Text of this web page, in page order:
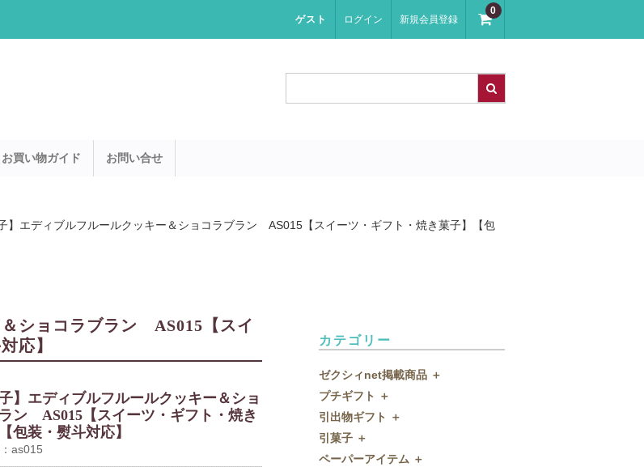
ゲスト ログイン 新規会員登録
0
お買い物ガイド お問い合せ
子】エディブルフルールクッキー＆ショコラブラン AS015【スイーツ・ギフト・焼き菓子】【包
＆ショコラブラン AS015【スイ
応】
子】エディブルフルールクッキー＆ショ
ン AS015【スイーツ・ギフト・焼き
包装・熨斗対応】
as015
カテゴリー
ゼクシィnet掲載商品 ＋
ゼクシィnet掲載商品
プチギフト ＋
プチギフト
ウェルカムプチギフト
アメニティ
引出物ギフト ＋
引出物ギフト
グラス
引菓子 ＋
引菓子
ペーパーアイテム ＋